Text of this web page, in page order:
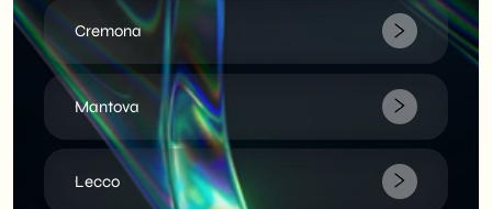
Cremona
Mantova
Lecco